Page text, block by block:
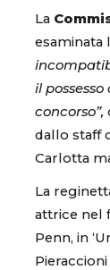
La
esaminata
il
concorso”,
dallo staff
Carlotta
La
attrice nel
Penn, in
Pieraccioni